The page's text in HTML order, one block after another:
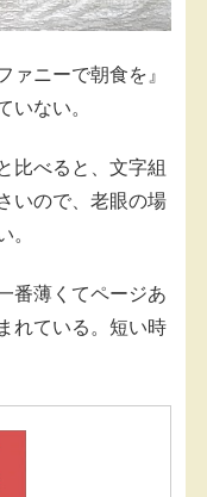
ァニーで朝食を』
いない。
比べると、文字組
いので、老眼の場
。
番薄くてページあ
れている。短い時